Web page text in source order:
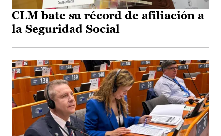
CLM bate su récord de afiliación a
la Seguridad Social